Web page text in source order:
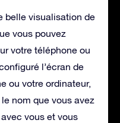
belle visualisation de
vous pouvez
votre téléphone ou
l’écran de
ou votre ordinateur,
nom que vous avez
vous et vous